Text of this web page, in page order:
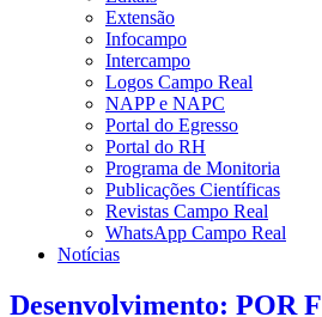
Extensão
Infocampo
Intercampo
Logos Campo Real
NAPP e NAPC
Portal do Egresso
Portal do RH
Programa de Monitoria
Publicações Científicas
Revistas Campo Real
WhatsApp Campo Real
Notícias
Desenvolvimento: POR